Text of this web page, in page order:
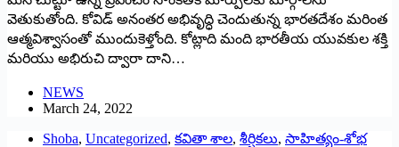
వెతుకుతోంది. కోవిడ్‌ అనంతర అభివృద్ధి చెందుతున్న భారతదేశం మరింత
ఆత్మవిశ్వాసంతో ముందుకెళ్తోంది. కోట్లాది మంది భారతీయ యువకుల శక్తి
మరియు అభిరుచి ద్వారా దాని…
NEWS
March 24, 2022
Shoba, Uncategorized, కవితా శాల, శీర్షికలు, సాహిత్యం-శోభ